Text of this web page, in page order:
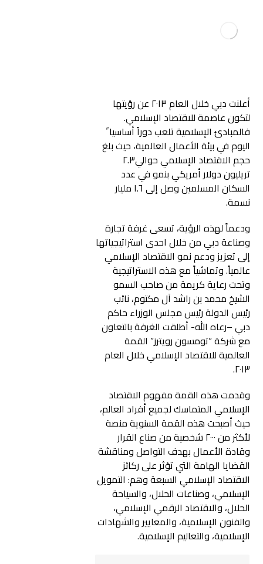
أعلنت دبي خلال العام ٢٠١٣ عن رؤيتها
لتكون عاصمة للاقتصاد الإسلامي.
فالمبادئ الإسلامية تلعب دوراً أساسيا ً
اليوم في بيئة الأعمال العالمية، حيث بلغ
حجم الاقتصاد الإسلامي حوالي٢.٣
تريليون دولار أمريكي بنمو في عدد
السكان المسلمين وصل إلى ١.٦ مليار
نسمة.
ودعماً لهذه الرؤية، تسعى غرفة تجارة
وصناعة دبي من خلال احدى استراتيجياتها
إلى تعزيز ودعم نمو الاقتصاد الإسلامي
عالمياً. وتماشياً مع هذه الاستراتيجية
وتحت رعاية كريمة من صاحب السمو
الشيخ محمد بن راشد آل مكتوم، نائب
رئيس الدولة رئيس مجلس الوزراء حاكم
دبي –رعاه الله- أطلقت الغرفة بالتعاون
مع شركة “تومسون رويترز” القمة
العالمية للاقتصاد الإسلامي خلال العام
٢٠١٣.
وقدمت هذه القمة مفهوم الاقتصاد
الإسلامي المتماسك لجميع أفراد العالم،
حيث أصبحت هذه القمة السنوية منصة
لأكثر من ٢٠٠٠ شخصية من صناع القرار
وقادة الأعمال بهدف التواصل ومناقشة
القضايا الهامة التي تؤثر على ركائز
الاقتصاد الإسلامي السبعة وهم: التمويل
الإسلامي، وصناعات الحلال، والسياحة
الحلال، والاقتصاد الرقمي الإسلامي،
والفنون الإسلامية، والمعايير والشهادات
الإسلامية، والتعاليم الإسلامية.